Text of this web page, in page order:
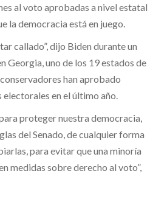
al voto aprobadas a nivel estatal
la democracia está en juego.
callado”, dijo Biden durante un
Georgia, uno de los 19 estados de
han aprobado
en el último año.
proteger nuestra democracia,
del Senado, de cualquier forma
para evitar que una minoría
medidas sobre derecho al voto”,